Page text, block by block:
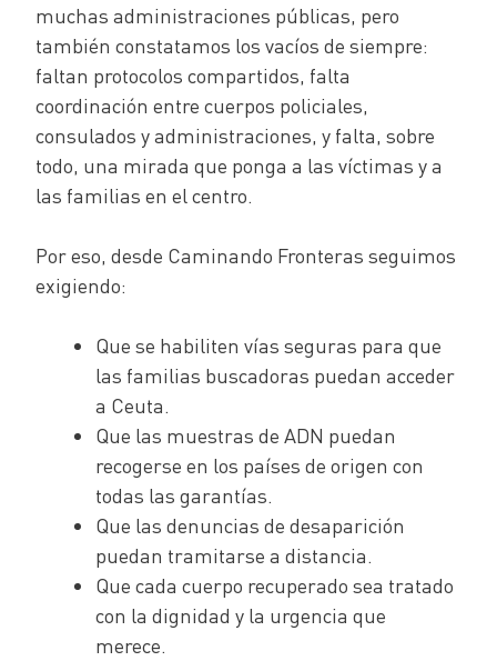
muchas administraciones públicas, pero
también constatamos los vacíos de siempre:
faltan protocolos compartidos, falta
coordinación entre cuerpos policiales,
consulados y administraciones, y falta, sobre
todo, una mirada que ponga a las víctimas y a
las familias en el centro.
Por eso, desde Caminando Fronteras seguimos
exigiendo:
Que se habiliten vías seguras para que
las familias buscadoras puedan acceder
a Ceuta.
Que las muestras de ADN puedan
recogerse en los países de origen con
todas las garantías.
Que las denuncias de desaparición
puedan tramitarse a distancia.
Que cada cuerpo recuperado sea tratado
con la dignidad y la urgencia que
merece.